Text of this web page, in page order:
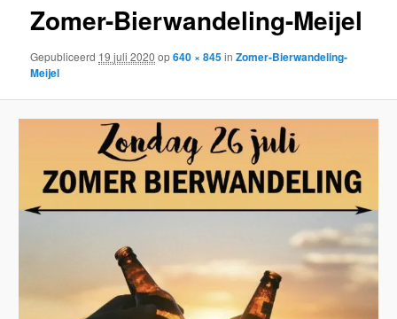
Zomer-Bierwandeling-Meijel
Gepubliceerd 19 juli 2020 op640 × 845inZomer-Bierwandeling-
Meijel